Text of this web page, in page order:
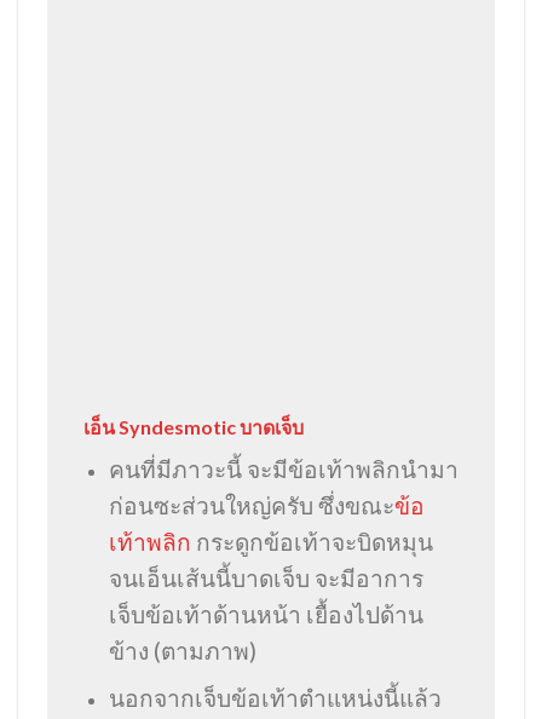
เอ็น Syndesmotic บาดเจ็บ
คนที่มีภาวะนี้ จะมีข้อเท้าพลิกนำมา
ก่อนซะส่วนใหญ่ครับ ซึ่งขณะข้อ
เท้าพลิก กระดูกข้อเท้าจะบิดหมุน
จนเอ็นเส้นนี้บาดเจ็บ จะมีอาการ
เจ็บข้อเท้าด้านหน้า เยื้องไปด้าน
ข้าง (ตามภาพ)
นอกจากเจ็บข้อเท้าตำแหน่งนี้แล้ว